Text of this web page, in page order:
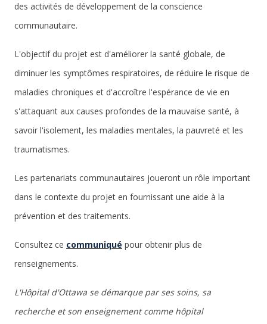
des activités de développement de la conscience
communautaire.
L'objectif du projet est d'améliorer la santé globale, de
diminuer les symptômes respiratoires, de réduire le risque de
maladies chroniques et d'accroître l'espérance de vie en
s'attaquant aux causes profondes de la mauvaise santé, à
savoir l'isolement, les maladies mentales, la pauvreté et les
traumatismes.
Les partenariats communautaires joueront un rôle important
dans le contexte du projet en fournissant une aide à la
prévention et des traitements.
Consultez ce communiqué pour obtenir plus de
renseignements.
L'Hôpital d'Ottawa se démarque par ses soins, sa
recherche et son enseignement comme hôpital